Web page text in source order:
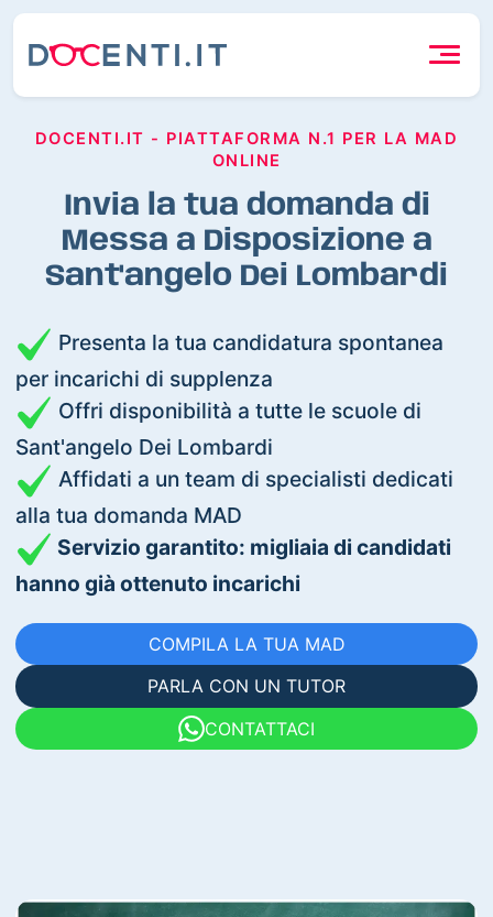
DOCENTI.IT - PIATTAFORMA N.1 PER LA MAD
ONLINE
Invia la tua domanda di
Messa a Disposizione a
Sant'angelo Dei Lombardi
Presenta la tua candidatura spontanea
per incarichi di supplenza
Offri disponibilità a tutte le scuole di
Sant'angelo Dei Lombardi
Affidati a un team di specialisti dedicati
alla tua domanda MAD
Servizio garantito: migliaia di candidati
hanno già ottenuto incarichi
COMPILA LA TUA MAD
PARLA CON UN TUTOR
CONTATTACI